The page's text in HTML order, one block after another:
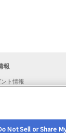
報
ト情報
Not Sell or Share